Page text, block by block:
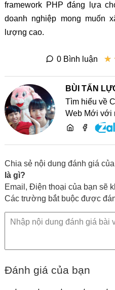
framework PHP đáng lựa
doanh nghiệp mong muốn
lượng cao.
★
★
0 Bình luận
BÙI TẤN
Tìm hiểu về
Web Mới với
lĩnh vực phát
Chia sẻ nội dung đánh giá
là gì?
Email, Điện thoại của bạn sẽ
Các trường bắt buộc được
Đánh giá của bạn